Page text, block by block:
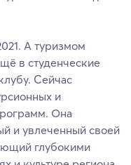
А туризмом
в студенческие
Сейчас
и
Она
и увлеченный своей
глубокими